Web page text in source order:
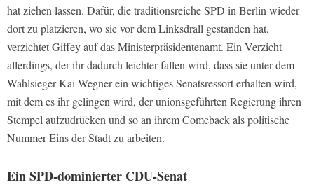
hat ziehen lassen. Dafür, die traditionsreiche SPD in Berlin wieder
dort zu platzieren, wo sie vor dem Linksdrall gestanden hat,
verzichtet Giffey auf das Ministerpräsidentenamt. Ein Verzicht
allerdings, der ihr dadurch leichter fallen wird, dass sie unter dem
Wahlsieger Kai Wegner ein wichtiges Senatsressort erhalten wird,
mit dem es ihr gelingen wird, der unionsgeführten Regierung ihren
Stempel aufzudrücken und so an ihrem Comeback als politische
Nummer Eins der Stadt zu arbeiten.
Ein SPD-dominierter CDU-Senat